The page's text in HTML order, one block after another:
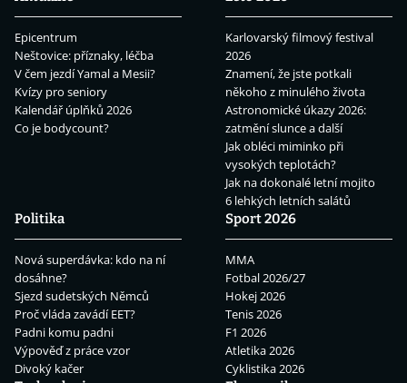
Epicentrum
Neštovice: příznaky, léčba
V čem jezdí Yamal a Mesii?
Kvízy pro seniory
Kalendář úplňků 2026
Co je bodycount?
Karlovarský filmový festival
2026
Znamení, že jste potkali
někoho z minulého života
Astronomické úkazy 2026:
zatmění slunce a další
Jak obléci miminko při
vysokých teplotách?
Jak na dokonalé letní mojito
6 lehkých letních salátů
Politika
Nová superdávka: kdo na ní
dosáhne?
Sjezd sudetských Němců
Proč vláda zavádí EET?
Padni komu padni
Výpověď z práce vzor
Divoký kačer
Sport 2026
MMA
Fotbal 2026/27
Hokej 2026
Tenis 2026
F1 2026
Atletika 2026
Cyklistika 2026